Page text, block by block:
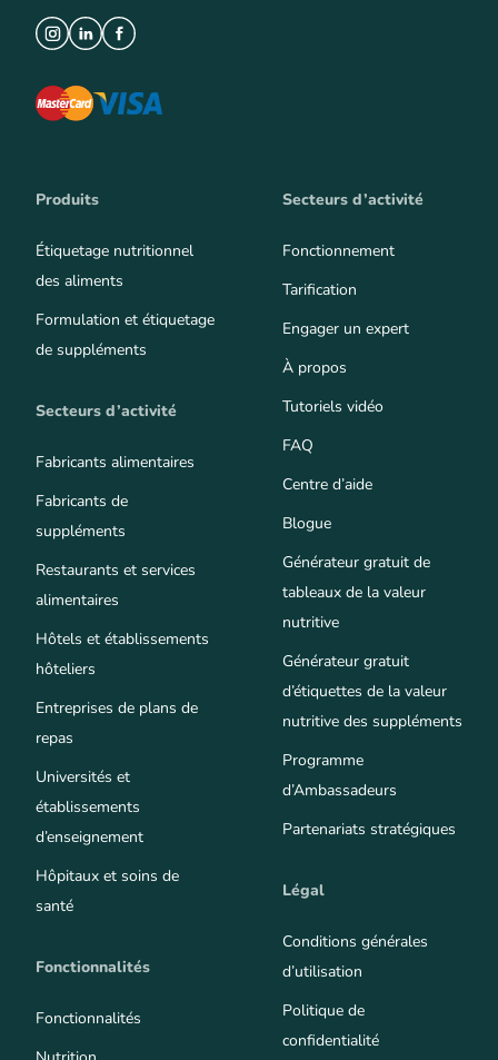
Produits
Étiquetage nutritionnel
des aliments
Formulation et étiquetage
de suppléments
Secteurs d’activité
Fabricants alimentaires
Fabricants de
suppléments
Restaurants et services
alimentaires
Hôtels et établissements
hôteliers
Entreprises de plans de
repas
Universités et
établissements
d’enseignement
Hôpitaux et soins de
santé
Fonctionnalités
Fonctionnalités
Secteurs d’activité
Fonctionnement
Tarification
Engager un expert
À propos
Tutoriels vidéo
FAQ
Centre d’aide
Blogue
Générateur gratuit de
tableaux de la valeur
nutritive
Générateur gratuit
d’étiquettes de la valeur
nutritive des suppléments
Programme
d’Ambassadeurs
Partenariats stratégiques
Légal
Conditions générales
d’utilisation
Politique de
confidentialité